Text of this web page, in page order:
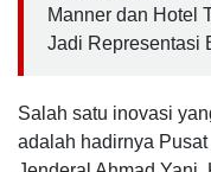
Manner dan Hotel
Jadi Representasi
Salah satu inovasi
adalah hadirnya